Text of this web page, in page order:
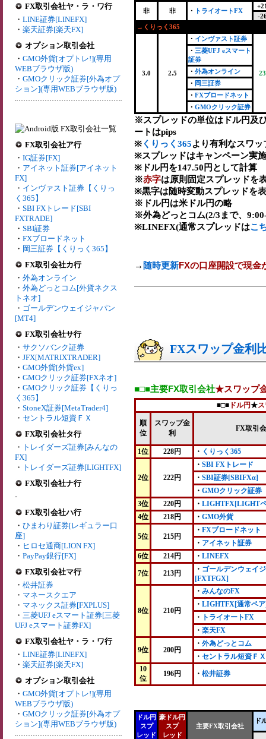
FX取引会社ヤ・ラ・ワ行
・ LINE証券[LINEFX]
・ 楽天証券[楽天FX]
オプション取引会社
・ GMO外貨[オプトレ!](専用
WEBブラウザ版)
・ GMOクリック証券[外為オプ
ション](専用WEBブラウザ版)
FX取引会社ア行
・ IG証券[FX]
・ アイネット証券[アイネット
FX]
・ インヴァスト証券【くりっ
く365】
・ SBI FXトレード[SBI
FXTRADE]
・ SBI証券
・ FXブロードネット
・ 岡三証券【くりっく365】
FX取引会社カ行
・ 外為オンライン
・ 外為どっとコム[外貨ネクス
トネオ]
・ ゴールデンウェイジャパン
[MT4]
FX取引会社サ行
・ サクソバンク証券
・ JFX[MATRIXTRADER]
・ GMO外貨[外貨ex]
・ GMOクリック証券[FXネオ]
・ GMOクリック証券【くりっ
く365】
・ StoneX証券[MetaTrader4]
・ セントラル短資ＦＸ
FX取引会社タ行
・ トレイダーズ証券[みんなの
FX]
・ トレイダーズ証券[LIGHTFX]
FX取引会社ナ行
-
FX取引会社ハ行
・ ひまわり証券[レギュラー口
座]
・ ヒロセ通商[LION FX]
・ PayPay銀行[FX]
FX取引会社マ行
・ 松井証券
・ マネースクエア
・ マネックス証券[FXPLUS]
・ 三菱UFJ eスマート証券[三菱
UFJ eスマート証券FX]
FX取引会社ヤ・ラ・ワ行
・ LINE証券[LINEFX]
・ 楽天証券[楽天FX]
オプション取引会社
・ GMO外貨[オプトレ!](専用
WEBブラウザ版)
・ GMOクリック証券[外為オプ
ション](専用WEBブラウザ版)
非 非 ・ トライオートFX
-
→くりっく365
3.0 2.5
・ インヴァスト証券
・ 三菱UFJ eスマート
証券
・ 外為オンライン
・ 岡三証券
・ FXブロードネット
・ GMOクリック証券
※スプレッドの単位はドル円及
ートはpips
※ くりっく365より有利なスワ
※スプレッドはキャンペーン実
※ドル円を147.50円として計算
※赤字は原則固定スプレッドを
※黒字は随時変動スプレッドを
※ドル円は米ドル円の略
※外為どっとコム(2/3まで、
※LINEFX(通常スプレッドはこ
→ 随時更新FXの口座開設で現金
FXスワップ金利
■□■主要FX取引会社★スワップ
■□■ ドル円★
順
位
スワップ金
利
FX取引
1位 228円 ・ くりっく365
2位 222円
・ SBI FXトレード
・ SBI証券[SBIFXα]
・ GMOクリック証券
3位
220円 ・ LIGHTFX[LIGHT
4位
218円 ・ GMO外貨
5位 215円
・ FXブロードネット
・ アイネット証券
6位
214円 ・ LINEFX
7位 213円 ・ ゴールデンウェイ
[FXTFGX]
8位 210円
・ みんなのFX
・ LIGHTFX[通常ペ
・
トライオートFX
・ 楽天FX
9位 200円
・ 外為どっとコム
・ セントラル短資ＦＸ
10
位
196円 ・ 松井証券
ドル円
スプ
レッド
豪ドル円
スプ
レッド
主要FX取引会社
ド